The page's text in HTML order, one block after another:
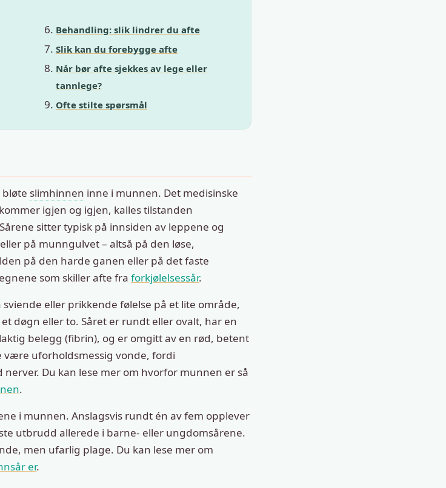
Behandling: slik lindrer du afte
Slik kan du forebygge afte
Når bør afte sjekkes av lege eller
tannlege?
Ofte stilte spørsmål
bløte slimhinnen inne i munnen. Det medisinske
igjen og igjen, kalles tilstanden
sitter typisk på innsiden av leppene og
på munngulvet – altså på den løse,
på den harde ganen eller på det faste
som skiller afte fraforkjølelsessår.
eller prikkende følelse på et lite område,
døgn eller to. Såret er rundt eller ovalt, har en
belegg (fibrin), og er omgitt av en rød, betent
være uforholdsmessig vonde, fordi
Du kan lese mer om hvorfor munnen er så
.
i munnen. Anslagsvis rundt én av fem opplever
utbrudd allerede i barne- eller ungdomsårene.
men ufarlig plage. Du kan lese mer om
er.